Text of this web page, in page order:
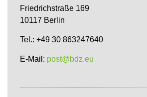
Friedrichstraße 169
10117 Berlin
Tel.: +49 30 863247640
E-Mail: post@bdz.eu